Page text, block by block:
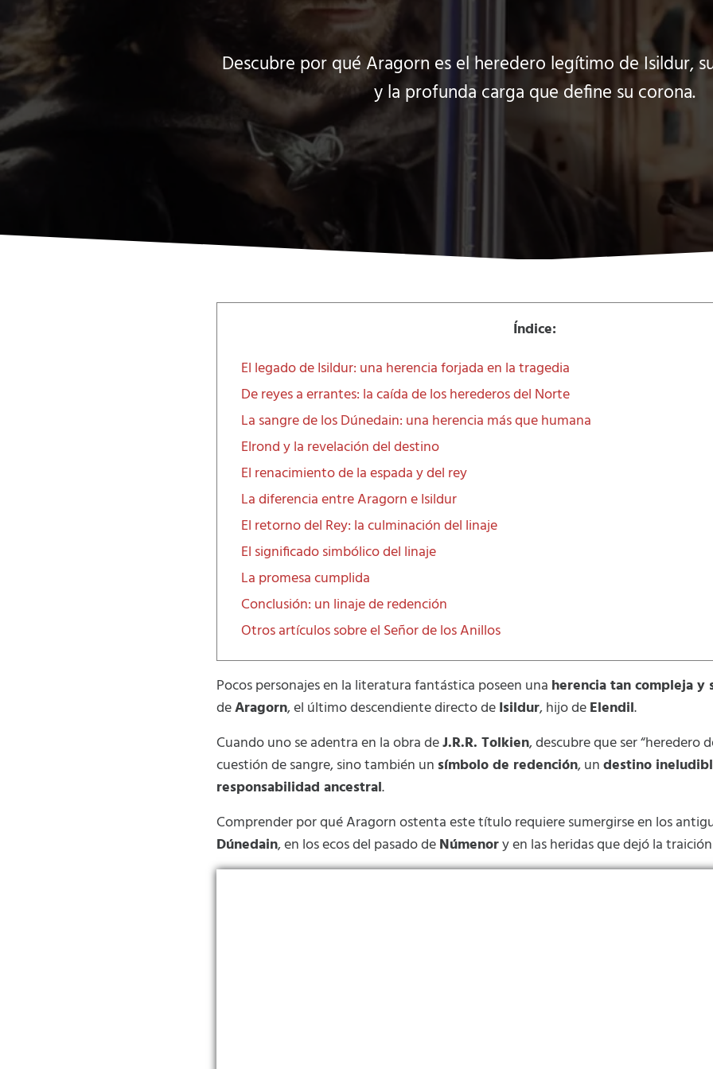
Descubre por qué Aragorn es el heredero legítimo de Isildur,
y la profunda carga que define su corona.
Índice:
El legado de Isildur: una herencia forjada en la tragedia
De reyes a errantes: la caída de los herederos del Norte
La sangre de los Dúnedain: una herencia más que humana
Elrond y la revelación del destino
El renacimiento de la espada y del rey
La diferencia entre Aragorn e Isildur
El retorno del Rey: la culminación del linaje
El significado simbólico del linaje
La promesa cumplida
Conclusión: un linaje de redención
Otros artículos sobre el Señor de los Anillos
Pocos personajes en la literatura fantástica poseen una herencia tan compleja y
deAragorn, el último descendiente directo deIsildur, hijo deElendil.
Cuando uno se adentra en la obra deJ.R.R. Tolkien, descubre que ser “heredero
cuestión de sangre, sino también un símbolo de redención, undestino
responsabilidad ancestral.
Comprender por qué Aragorn ostenta este título requiere sumergirse en los
Dúnedain, en los ecos del pasado deNúmenory en las heridas que dejó la